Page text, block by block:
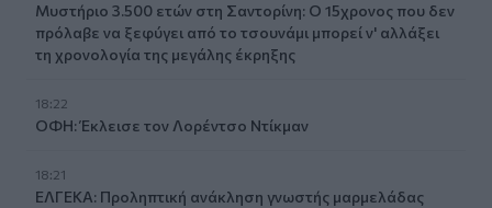
Μυστήριο 3.500 ετών στη Σαντορίνη: Ο 15χρονος που δεν
πρόλαβε να ξεφύγει από το τσουνάμι μπορεί ν' αλλάξει
τη χρονολογία της μεγάλης έκρηξης
18:22
ΟΦΗ: Έκλεισε τον Λορέντσο Ντίκμαν
18:21
ΕΛΓΕΚΑ: Προληπτική ανάκληση γνωστής μαρμελάδας